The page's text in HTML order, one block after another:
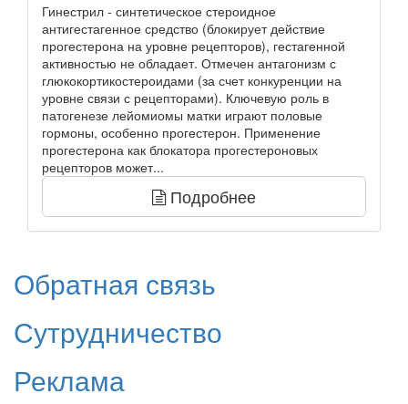
Гинестрил - синтетическое стероидное
антигестагенное средство (блокирует действие
прогестерона на уровне рецепторов), гестагенной
активностью не обладает. Отмечен антагонизм с
глюкокортикостероидами (за счет конкуренции на
уровне связи с рецепторами). Ключевую роль в
патогенезе лейомиомы матки играют половые
гормоны, особенно прогестерон. Применение
прогестерона как блокатора прогестероновых
рецепторов может...
Подробнее
Обратная связь
Сутрудничество
Реклама